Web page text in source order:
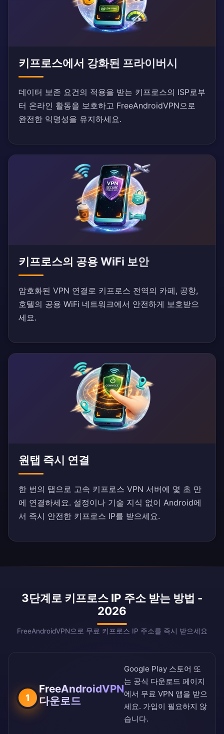
키프로스에서 강화된 프라이버시
데이터 보존 요건의 적용을 받는 키프로스의 ISP로부
터 온라인 활동을 보호하고 FreeAndroidVPN으로
완전한 익명성을 유지하세요.
키프로스의 공용 WiFi 보안
암호화된 VPN 연결로 키프로스 전역의 카페, 공항,
호텔의 공용 WiFi 네트워크에서 안전하게 보호받으
세요.
원탭 즉시 연결
한 번의 탭으로 고속 키프로스 VPN 서버에 몇 초 만
에 연결하세요. 설정이나 기술 지식 없이 Android에
서 즉시 안전한 키프로스 IP를 받으세요.
3단계로 키프로스 IP 주소 받는 방법 -
2026
FreeAndroidVPN으로 무료 키프로스 IP 주소를 즉시 받으세요
1
FreeAndroidVPN
다운로드
Google Play 스토어 또
는 공식 다운로드 페이지
에서 무료 VPN 앱을 받으
세요. 가입이 필요하지 않
습니다.